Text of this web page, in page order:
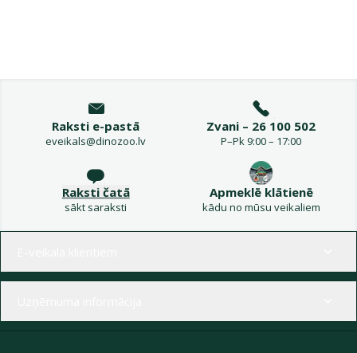
Raksti e-pastā
eveikals@dinozoo.lv
Zvani – 26 100 502
P–Pk 9:00 – 17:00
Raksti čatā
sākt saraksti
Apmeklē klātienē
kādu no mūsu veikaliem